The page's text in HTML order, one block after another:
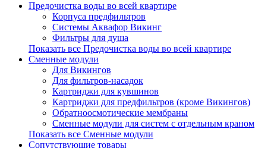
Предочистка воды во всей квартире
Корпуса предфильтров
Системы Аквафор Викинг
Фильтры для душа
Показать все Предочистка воды во всей квартире
Сменные модули
Для Викингов
Для фильтров-насадок
Картриджи для кувшинов
Картриджи для предфильтров (кроме Викингов)
Обратноосмотические мембраны
Сменные модули для систем с отдельным краном
Показать все Сменные модули
Сопутствующие товары